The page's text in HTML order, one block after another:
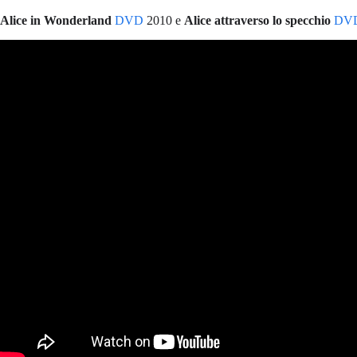
Alice in Wonderland DVD 2010 e Alice attraverso lo specchio